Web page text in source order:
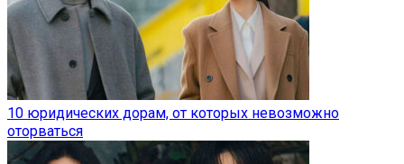
10 юридических дорам, от которых невозможно
оторваться